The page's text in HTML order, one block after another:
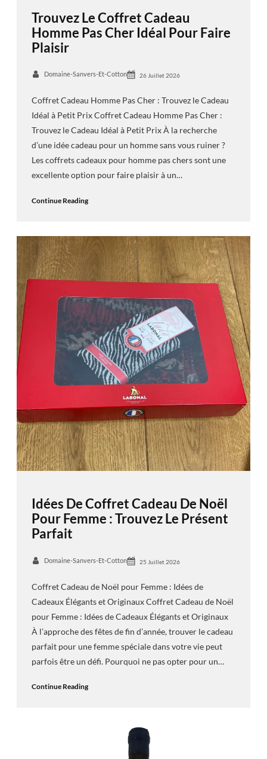
Trouvez Le Coffret Cadeau
Homme Pas Cher Idéal Pour Faire
Plaisir
Domaine-Sanvers-Et-Cotton 26 Juillet 2026
Coffret Cadeau Homme Pas Cher : Trouvez le Cadeau
Idéal à Petit Prix Coffret Cadeau Homme Pas Cher :
Trouvez le Cadeau Idéal à Petit Prix À la recherche
d’une idée cadeau pour un homme sans vous ruiner ?
Les coffrets cadeaux pour homme pas chers sont une
excellente option pour faire plaisir à un…
Continue Reading
Idées De Coffret Cadeau De Noël
Pour Femme : Trouvez Le Présent
Parfait
Domaine-Sanvers-Et-Cotton 25 Juillet 2026
Coffret Cadeau de Noël pour Femme : Idées de
Cadeaux Élégants et Originaux Coffret Cadeau de Noël
pour Femme : Idées de Cadeaux Élégants et Originaux
À l’approche des fêtes de fin d’année, trouver le cadeau
parfait pour une femme spéciale dans votre vie peut
parfois être un défi. Pourquoi ne pas opter pour un…
Continue Reading